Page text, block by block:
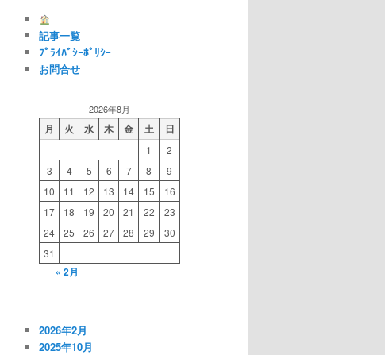
記事一覧
ﾌﾟﾗｲﾊﾞｼｰﾎﾟﾘｼｰ
お問合せ
2026年8月
月 火 水 木 金 土 日
1
2
3
4 5 6 7 8
9
10
11 12 13 14 15
16
17
18 19 20 21 22
23
24
25 26 27 28 29
30
31
« 2月
2026年2月
2025年10月